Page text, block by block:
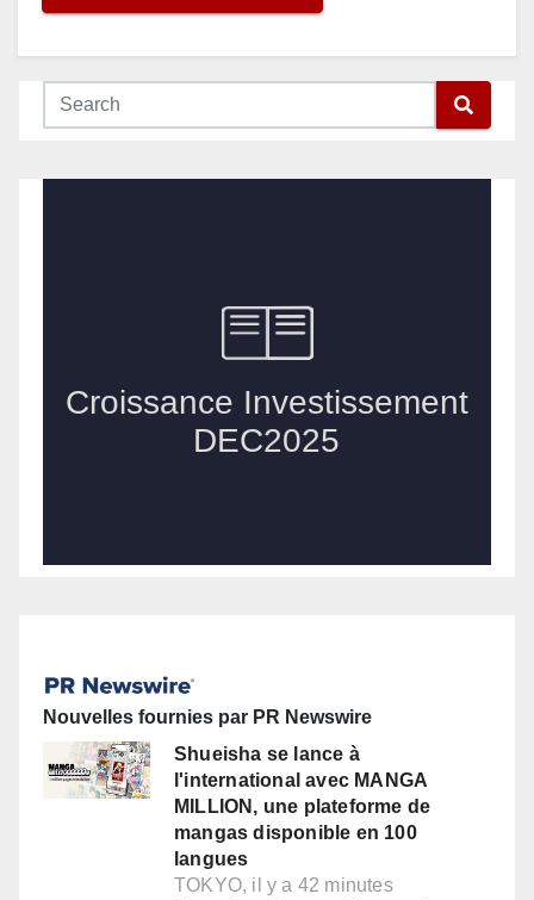
Nouvelles fournies par PR Newswire
Shueisha se lance à
l'international avec MANGA
MILLION, une plateforme de
mangas disponible en 100
langues
TOKYO, il y a 42 minutes